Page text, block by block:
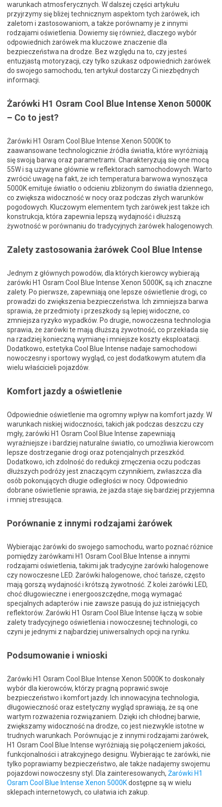
warunkach atmosferycznych. W dalszej części artykułu
przyjrzymy się bliżej technicznym aspektom tych żarówek, ich
zaletom i zastosowaniom, a także porównamy je z innymi
rodzajami oświetlenia. Dowiemy się również, dlaczego wybór
odpowiednich żarówek ma kluczowe znaczenie dla
bezpieczeństwa na drodze. Bez względu na to, czy jesteś
entuzjastą motoryzacji, czy tylko szukasz odpowiednich żarówek
do swojego samochodu, ten artykuł dostarczy Ci niezbędnych
informacji.
Żarówki H1 Osram Cool Blue Intense Xenon 5000K
– Co to jest?
Żarówki H1 Osram Cool Blue Intense Xenon 5000K to
zaawansowane technologicznie źródła światła, które wyróżniają
się swoją barwą oraz parametrami. Charakteryzują się one mocą
55W i są używane głównie w reflektorach samochodowych. Warto
zwrócić uwagę na fakt, że ich temperatura barwowa wynosząca
5000K emituje światło o odcieniu zbliżonym do światła dziennego,
co zwiększa widoczność w nocy oraz podczas złych warunków
pogodowych. Kluczowym elementem tych żarówek jest także ich
konstrukcja, która zapewnia lepszą wydajność i dłuższą
żywotność w porównaniu do tradycyjnych żarówek halogenowych.
Zalety zastosowania żarówek Cool Blue Intense
Jednym z głównych powodów, dla których kierowcy wybierają
żarówki H1 Osram Cool Blue Intense Xenon 5000K, są ich znaczne
zalety. Po pierwsze, zapewniają one lepsze oświetlenie drogi, co
prowadzi do zwiększenia bezpieczeństwa. Ich zimniejsza barwa
sprawia, że przedmioty i przeszkody są lepiej widoczne, co
zmniejsza ryzyko wypadków. Po drugie, nowoczesna technologia
sprawia, że żarówki te mają dłuższą żywotność, co przekłada się
na rzadziej konieczną wymianę i mniejsze koszty eksploatacji.
Dodatkowo, estetyka Cool Blue Intense nadaje samochodowi
nowoczesny i sportowy wygląd, co jest dodatkowym atutem dla
wielu właścicieli pojazdów.
Komfort jazdy a oświetlenie
Odpowiednie oświetlenie ma ogromny wpływ na komfort jazdy. W
warunkach niskiej widoczności, takich jak podczas deszczu czy
mgły, żarówki H1 Osram Cool Blue Intense zapewniają
wyraźniejsze i bardziej naturalne światło, co umożliwia kierowcom
lepsze dostrzeganie drogi oraz potencjalnych przeszkód.
Dodatkowo, ich zdolność do redukcji zmęczenia oczu podczas
dłuższych podróży jest znaczącym czynnikiem, zwłaszcza dla
osób pokonujących długie odległości w nocy. Odpowiednio
dobrane oświetlenie sprawia, że jazda staje się bardziej przyjemna
i mniej stresująca.
Porównanie z innymi rodzajami żarówek
Wybierając żarówki do swojego samochodu, warto poznać różnice
pomiędzy żarówkami H1 Osram Cool Blue Intense a innymi
rodzajami oświetlenia, takimi jak tradycyjne żarówki halogenowe
czy nowoczesne LED. Żarówki halogenowe, choć tańsze, często
mają gorszą wydajność i krótszą żywotność. Z kolei żarówki LED,
choć długowieczne i energooszczędne, mogą wymagać
specjalnych adapterów i nie zawsze pasują do już istniejących
reflektorów. Żarówki H1 Osram Cool Blue Intense łączą w sobie
zalety tradycyjnego oświetlenia i nowoczesnej technologii, co
czyni je jednymi z najbardziej uniwersalnych opcji na rynku.
Podsumowanie i wnioski
Żarówki H1 Osram Cool Blue Intense Xenon 5000K to doskonały
wybór dla kierowców, którzy pragną poprawić swoje
bezpieczeństwo i komfort jazdy. Ich innowacyjna technologia,
długowieczność oraz estetyczny wygląd sprawiają, że są one
wartym rozważenia rozwiązaniem. Dzięki ich chłodnej barwie,
zwiększamy widoczność na drodze, co jest niezwykle istotne w
trudnych warunkach. Porównując je z innymi rodzajami żarówek,
H1 Osram Cool Blue Intense wyróżniają się połączeniem jakości,
funkcjonalności i atrakcyjnego designu. Wybierając te żarówki, nie
tylko poprawiamy bezpieczeństwo, ale także nadajemy swojemu
pojazdowi nowoczesny styl. Dla zainteresowanych, Żarówki H1
Osram Cool Blue Intense Xenon 5000Kdostępne są w wielu
sklepach internetowych, co ułatwia ich zakup.